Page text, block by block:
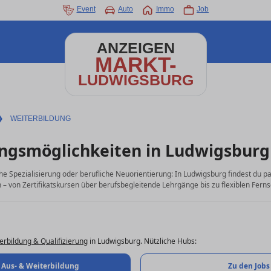
Event Auto Immo Job
ANZEIGEN
MARKT-
LUDWIGSBURG
WEITERBILDUNG
in
Spezialisierung oder berufliche Neuorientierung: In Ludwigsburg findest du
von Zertifikatskursen über berufsbegleitende Lehrgänge bis zu flexiblen
& Qualifizierung in Ludwigsburg. Nützliche Hubs:
& Weiterbildung Zu den Jobs